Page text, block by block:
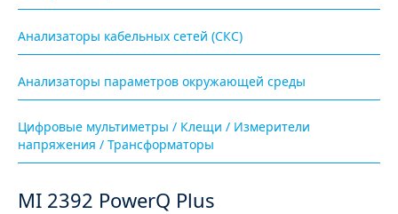
Анализаторы кабельных сетей (СКС)
Анализаторы параметров окружающей среды
Цифровые мультиметры / Клещи / Измерители
напряжения / Трансформаторы
MI 2392 PowerQ Plus